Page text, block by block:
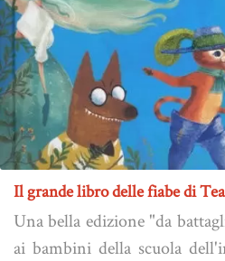
Il grande libro delle fiabe di
Una bella edizione "da
ai bambini della scuola